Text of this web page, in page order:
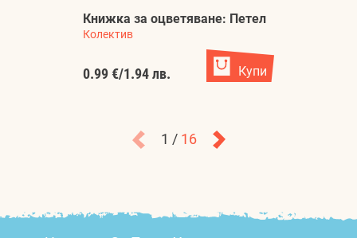
Книжка за оцветяване: Петел
Колектив
0.99 €/1.94 лв. Купи
1 / 16